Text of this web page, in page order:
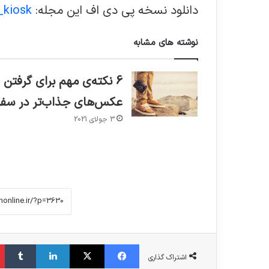
دانلود نسخه پی دی اف این مجله:
نوشته های مشابه
6 نکته‌ی مهم برای گرفتن
عکس‌های جذاب‌تر در
3 جولای 2021
اشتراک گذاری
فیس بوک X لینکدین